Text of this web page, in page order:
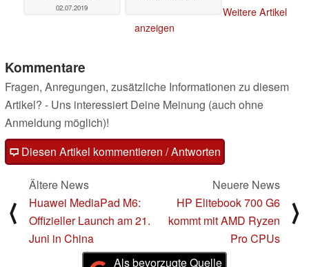
02.07.2019
Weitere Artikel
anzeigen
Kommentare
Fragen, Anregungen, zusätzliche Informationen zu diesem
Artikel? - Uns interessiert Deine Meinung (auch ohne
Anmeldung möglich)!
Diesen Artikel kommentieren / Antworten
⟨
Ältere News
Huawei MediaPad M6:
Offizieller Launch am 21.
Juni in China
Neuere News
HP Elitebook 700 G6
kommt mit AMD Ryzen
Pro CPUs
⟩
Als bevorzugte Quelle